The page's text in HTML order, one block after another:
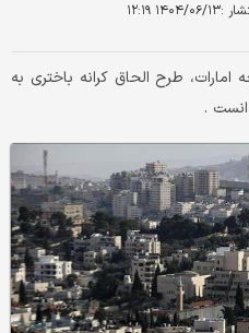
:۱۴۰۴/۰۶/۱۳ ۱۲:۱۹
طرح الحاق کرانه باختری به
.